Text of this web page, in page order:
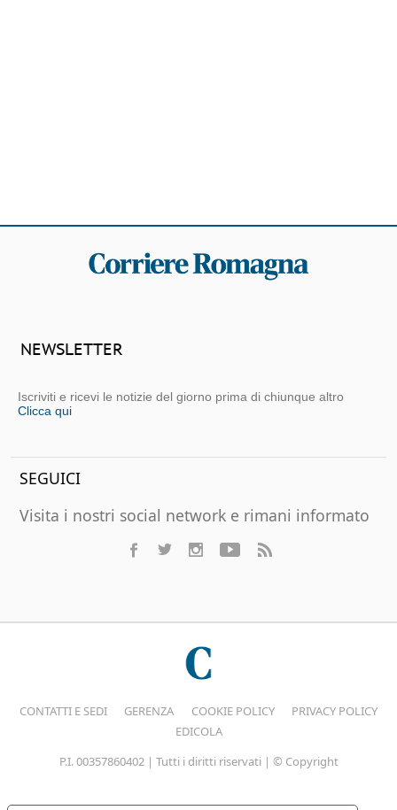
NEWSLETTER
Iscriviti e ricevi le notizie del giorno prima di chiunque altro
Clicca qui
SEGUICI
Visita i nostri social network e rimani informato
CONTATTI E SEDI GERENZA COOKIE POLICY
PRIVACY POLICY
EDICOLA
P.I. 00357860402 | Tutti i diritti riservati | © Copyright